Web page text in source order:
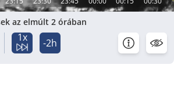
az elmúlt 2 órában
1x -2h